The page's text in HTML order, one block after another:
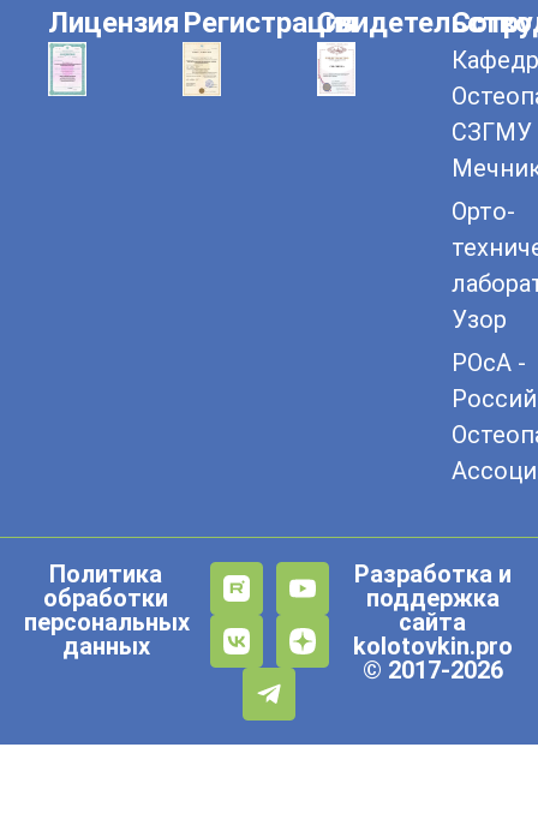
Лицензия РегистрацияСвидетельство
СЗГМУ
Орто-
Узор
РОсА -
Политика
обработки
персональных
данных
Разработка и
поддержка
сайта
kolotovkin.pro
© 2017-2026